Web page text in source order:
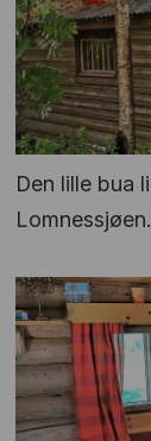
Den lille bua
Lomnessjøen.